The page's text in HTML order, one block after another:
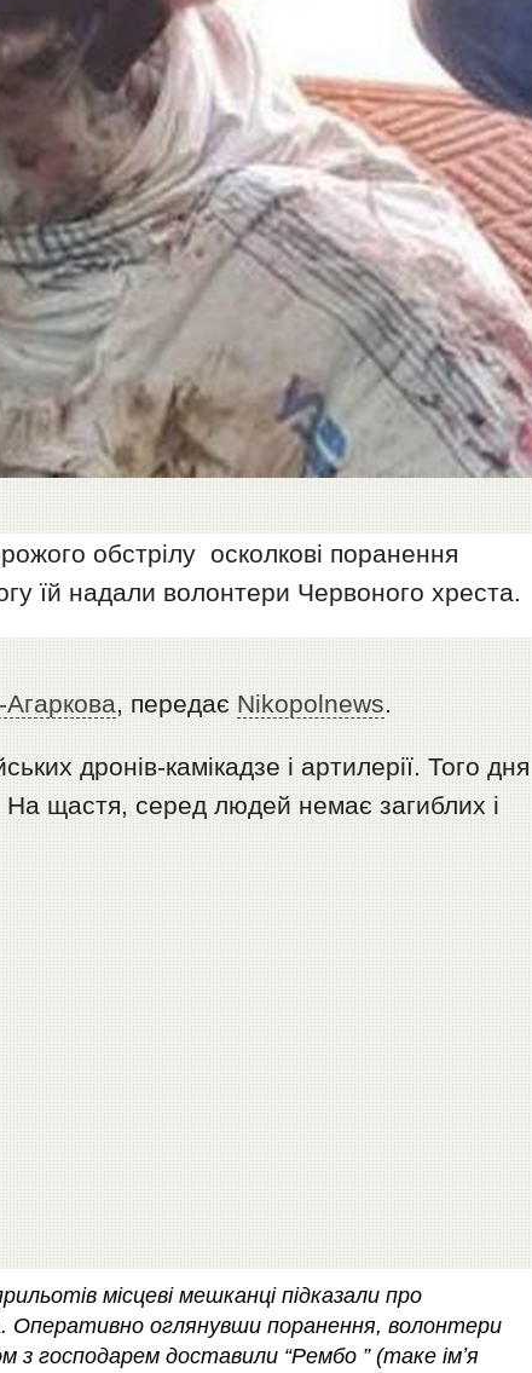
обстрілу осколкові поранення
їй надали волонтери Червоного хреста.
Агаркова, передає Nikopolnews.
дронів-камікадзе і артилерії. Того дня
На щастя, серед людей немає загиблих і
місцеві мешканці підказали про
Оперативно оглянувши поранення, волонтери
з господарем доставили “Рембо ” (таке імʼя